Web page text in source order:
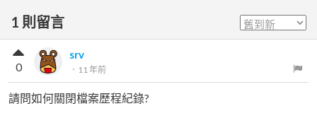
1 則留言
srv
． 11 年前
0
請問如何關閉檔案歷程紀錄?